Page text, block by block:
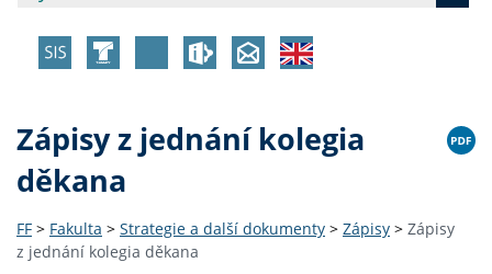
Zápisy z jednání kolegia
děkana
FF > Fakulta > Strategie a další dokumenty > Zápisy > Zápisy
z jednání kolegia děkana